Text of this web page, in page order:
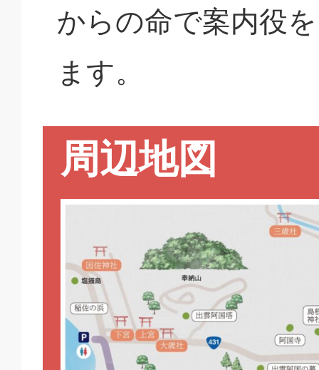
からの命で案内役
ます。
周辺地図